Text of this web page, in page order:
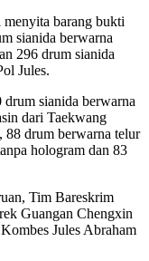
barang bukti
sianida berwarna
296 drum sianida
Jules.
sianida berwarna
dari Taekwang
drum berwarna telur
hologram dan 83
Tim Bareskrim
Guangan Chengxin
Jules Abraham